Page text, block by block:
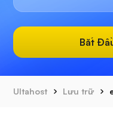
Bắt
Ultahost Lưu trữ